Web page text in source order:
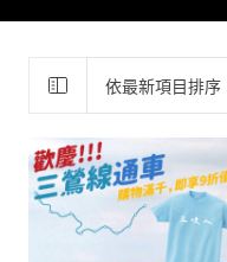
依最新項目排序